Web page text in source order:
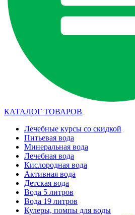
КАТАЛОГ ТОВАРОВ
Лечебные курсы со скидкой
Питьевая вода
Минеральная вода
Лечебная вода
Кислородная вода
Активная вода
Детская вода
Вода 5 литров
Вода 19 литров
Кулеры, помпы для воды